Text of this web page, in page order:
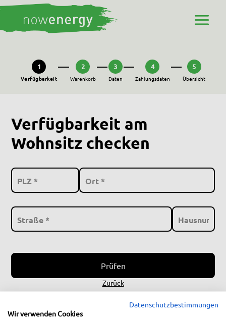
1
Verfügbarkeit
2
Warenkorb
3
Daten
4
Zahlungsdaten
5
Übersicht
Verfügbarkeit am
Wohnsitz checken
Zurück
Prüfen
* Diese Angaben benötigen wir zur weiterenDatenschutzbestimmungen
Wir verwenden Cookies